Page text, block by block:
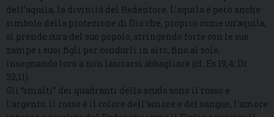
dell’aquila, la divinità del Redentore. L’aquila è però anche
simbolo della protezione di Dio che, proprio come un’aquila,
si prende cura del suo popolo, stringendo forte con le sue
zampe i suoi figli per condurli in alto, fino al sole,
insegnando loro a non lasciarsi abbagliare (cf. Es 19,4; Dt
32,11).
Gli “smalti” dei quadranti dello scudo sono il rosso e
l’argento: il rosso è il colore dell’amore e del sangue, l’amore